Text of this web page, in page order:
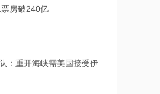
房破240亿
：重开海峡需美国接受伊